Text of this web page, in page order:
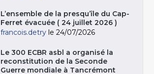
L’ensemble de la presqu’île du Cap-
Ferret évacuée ( 24 juillet 2026 )
francois.detry le 24/07/2026
Le 300 ECBR asbl a organisé la
reconstitution de la Seconde
Guerre mondiale à Tancrémont